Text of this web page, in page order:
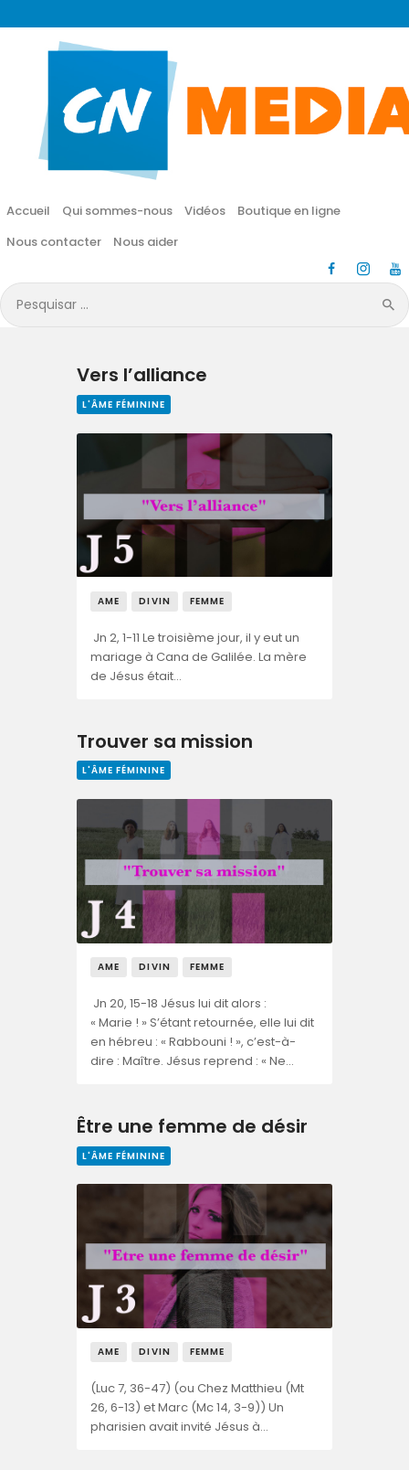
Accueil Qui sommes-nous Vidéos
Boutique en ligne
Nous contacter
Nous aider
Pesquisar
por:
CN MÉDIA
Une vie nouvelle en JESUS !
Accueil
Vidéos
Boutique en ligne
Nous aider
Vers l’alliance
L'ÂME FÉMININE
AME DIVIN FEMME
Jn 2, 1-11 Le troisième jour, il y eut un
mariage à Cana de Galilée. La mère
de Jésus était…
Trouver sa mission
L'ÂME FÉMININE
AME DIVIN FEMME
Jn 20, 15-18 Jésus lui dit alors :
« Marie ! » S’étant retournée, elle lui dit
en hébreu : « Rabbouni ! », c’est-à-
dire : Maître. Jésus reprend : « Ne…
Être une femme de désir
L'ÂME FÉMININE
AME DIVIN FEMME
(Luc 7, 36-47) (ou Chez Matthieu (Mt
26, 6-13) et Marc (Mc 14, 3-9)) Un
pharisien avait invité Jésus à…